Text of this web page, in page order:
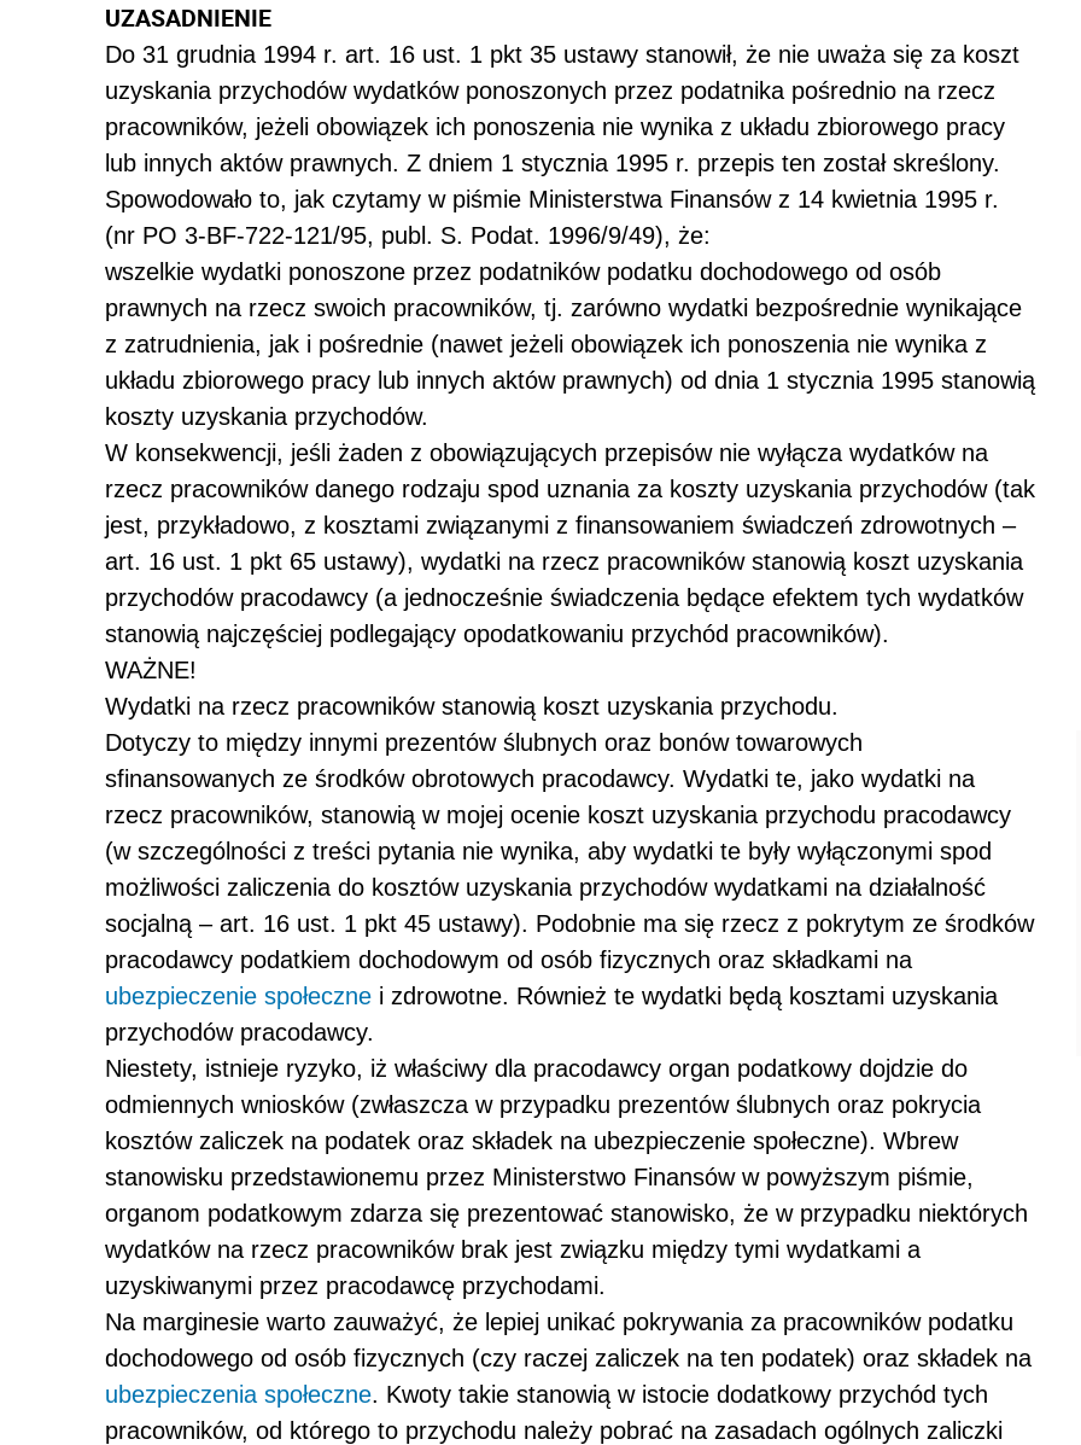
UZASADNIENIE
Do 31 grudnia 1994 r. art. 16 ust. 1 pkt 35 ustawy stanowił, że nie uważa się za koszt
uzyskania przychodów wydatków ponoszonych przez podatnika pośrednio na rzecz
pracowników, jeżeli obowiązek ich ponoszenia nie wynika z układu zbiorowego pracy
lub innych aktów prawnych. Z dniem 1 stycznia 1995 r. przepis ten został skreślony.
Spowodowało to, jak czytamy w piśmie Ministerstwa Finansów z 14 kwietnia 1995 r.
(nr PO 3-BF-722-121/95, publ. S. Podat. 1996/9/49), że:
wszelkie wydatki ponoszone przez podatników podatku dochodowego od osób
prawnych na rzecz swoich pracowników, tj. zarówno wydatki bezpośrednie wynikające
z zatrudnienia, jak i pośrednie (nawet jeżeli obowiązek ich ponoszenia nie wynika z
układu zbiorowego pracy lub innych aktów prawnych) od dnia 1 stycznia 1995 stanowią
koszty uzyskania przychodów.
W konsekwencji, jeśli żaden z obowiązujących przepisów nie wyłącza wydatków na
rzecz pracowników danego rodzaju spod uznania za koszty uzyskania przychodów (tak
jest, przykładowo, z kosztami związanymi z finansowaniem świadczeń zdrowotnych –
art. 16 ust. 1 pkt 65 ustawy), wydatki na rzecz pracowników stanowią koszt uzyskania
przychodów pracodawcy (a jednocześnie świadczenia będące efektem tych wydatków
stanowią najczęściej podlegający opodatkowaniu przychód pracowników).
WAŻNE!
Wydatki na rzecz pracowników stanowią koszt uzyskania przychodu.
Dotyczy to między innymi prezentów ślubnych oraz bonów towarowych
sfinansowanych ze środków obrotowych pracodawcy. Wydatki te, jako wydatki na
rzecz pracowników, stanowią w mojej ocenie koszt uzyskania przychodu pracodawcy
(w szczególności z treści pytania nie wynika, aby wydatki te były wyłączonymi spod
możliwości zaliczenia do kosztów uzyskania przychodów wydatkami na działalność
socjalną – art. 16 ust. 1 pkt 45 ustawy). Podobnie ma się rzecz z pokrytym ze środków
pracodawcy podatkiem dochodowym od osób fizycznych oraz składkami na
ubezpieczenie społeczne i zdrowotne. Również te wydatki będą kosztami uzyskania
przychodów pracodawcy.
Niestety, istnieje ryzyko, iż właściwy dla pracodawcy organ podatkowy dojdzie do
odmiennych wniosków (zwłaszcza w przypadku prezentów ślubnych oraz pokrycia
kosztów zaliczek na podatek oraz składek na ubezpieczenie społeczne). Wbrew
stanowisku przedstawionemu przez Ministerstwo Finansów w powyższym piśmie,
organom podatkowym zdarza się prezentować stanowisko, że w przypadku niektórych
wydatków na rzecz pracowników brak jest związku między tymi wydatkami a
uzyskiwanymi przez pracodawcę przychodami.
Na marginesie warto zauważyć, że lepiej unikać pokrywania za pracowników podatku
dochodowego od osób fizycznych (czy raczej zaliczek na ten podatek) oraz składek na
ubezpieczenia społeczne. Kwoty takie stanowią w istocie dodatkowy przychód tych
pracowników, od którego to przychodu należy pobrać na zasadach ogólnych zaliczki